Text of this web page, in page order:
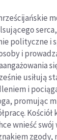
polityczne i
i
usiłują
i
promując
wnieść swój
zgody,